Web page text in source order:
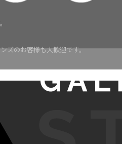
ズのお客様も大歓迎です。